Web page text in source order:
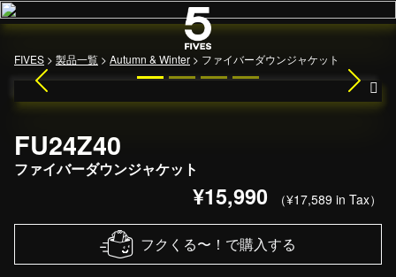
メインナビゲーション
FIVES > 製品一覧 > Autumn & Winter > ファイバーダウンジャケット
FU24Z40
ファイバーダウンジャケット
¥15,990 （¥17,589 in Tax）
フクくる〜！で購入する
Previous Next